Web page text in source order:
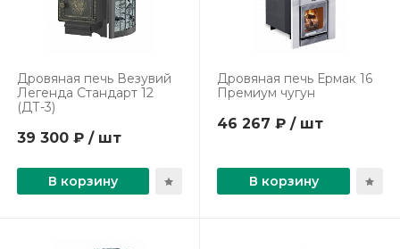
Дровяная печь Везувий
Легенда Стандарт 12
(ДТ-3)
39 300 ₽ / шт
В корзину
Дровяная печь Ермак 16
Премиум чугун
46 267 ₽ / шт
В корзину